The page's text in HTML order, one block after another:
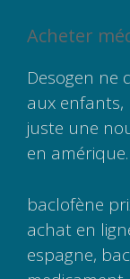
Acheter
Desogen ne
aux enfants,
juste une
en amérique.
baclofène
achat en
espagne,